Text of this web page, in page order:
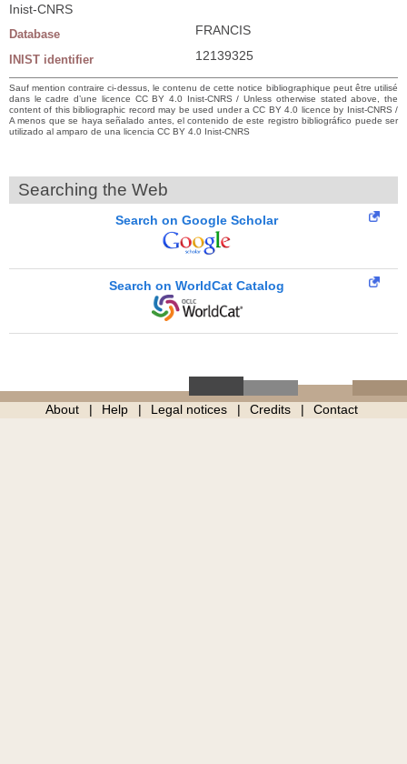
Inist-CNRS
Database FRANCIS
INIST identifier 12139325
Sauf mention contraire ci-dessus, le contenu de cette notice bibliographique peut être utilisé
dans le cadre d’une licence CC BY 4.0 Inist-CNRS / Unless otherwise stated above, the
content of this bibliographic record may be used under a CC BY 4.0 licence by Inist-CNRS /
A menos que se haya señalado antes, el contenido de este registro bibliográfico puede ser
utilizado al amparo de una licencia CC BY 4.0 Inist-CNRS
Searching the Web
Search on Google Scholar
Search on WorldCat Catalog
About Help Legal notices Credits Contact